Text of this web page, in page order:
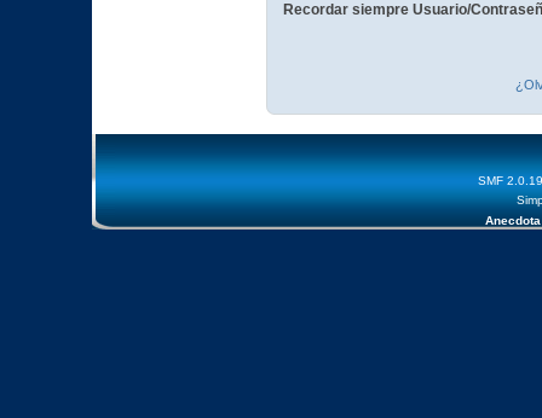
Recordar siempre Usuario/
SMF 2.0.19
Anecdota